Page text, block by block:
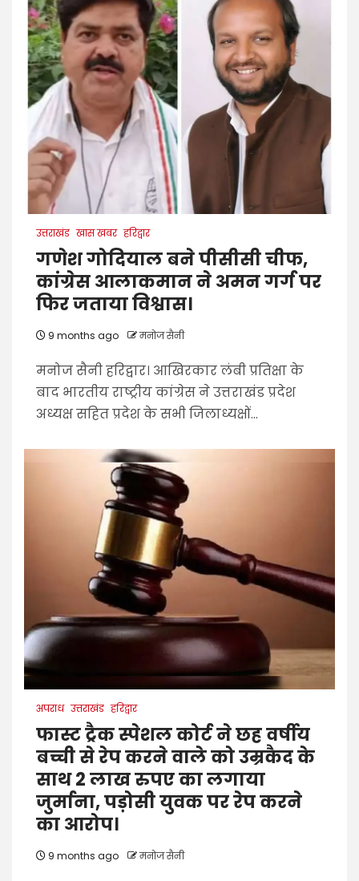
उत्तराखंड खास खबर हरिद्वार
गणेश गोदियाल बने पीसीसी चीफ,
कांग्रेस आलाकमान ने अमन गर्ग पर
फिर जताया विश्वास।
9 months ago मनोज सैनी
मनोज सैनी हरिद्वार। आखिरकार लंबी प्रतिक्षा के
बाद भारतीय राष्ट्रीय कांग्रेस ने उत्तराखंड प्रदेश
अध्यक्ष सहित प्रदेश के सभी जिलाध्यक्षों...
अपराध उत्तराखंड हरिद्वार
फास्ट ट्रैक स्पेशल कोर्ट ने छह वर्षीय
बच्ची से रेप करने वाले को उम्रकैद के
साथ 2 लाख रुपए का लगाया
जुर्माना, पड़ोसी युवक पर रेप करने
का आरोप।
9 months ago मनोज सैनी